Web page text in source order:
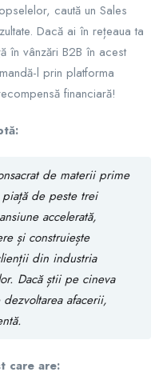
caută un Sales
Dacă ai în rețeaua ta
în vânzări B2B în acest
l prin platforma
financiară!
de materii prime
de peste trei
accelerată,
și construiește
din industria
Dacă știi pe cineva
afacerii,
care are: